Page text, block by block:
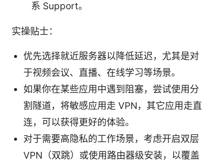
系 Support。
实操贴士：
优先选择就近服务器以降低延迟，尤其是对
于视频会议、直播、在线学习等场景。
如果你在某些应用中遇到阻塞，尝试使用分
割隧道，将敏感应用走 VPN，其它应用走直
连，可以获得更好的体验。
对于需要高隐私的工作场景，考虑开启双层
VPN（双跳）或使用路由器级安装，以覆盖